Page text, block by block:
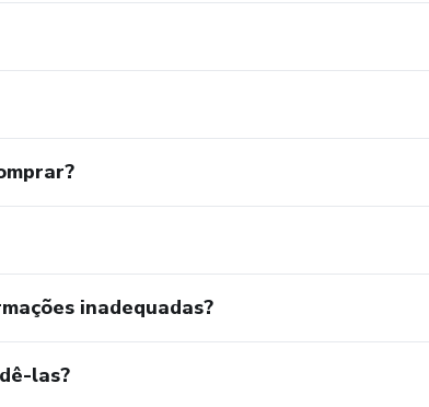
inadequadas?
las?